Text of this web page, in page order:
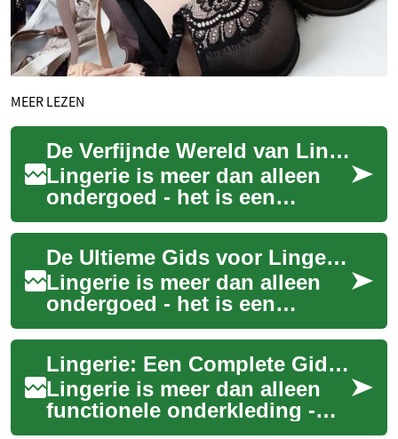
MEER LEZEN
De Verfijnde Wereld van Lingerie: Een Complete Gids
Lingerie is meer dan alleen
ondergoed - het is een
expressie van persoonlijke
stijl, comfort en
zelfvertrouwen. Of u ...
De Ultieme Gids voor Lingerie: Stijl, Comfort en Zelfvertrouwen
Lingerie is meer dan alleen
ondergoed - het is een
expressie van persoonlijke
stijl en een bron van
zelfvertrouwen. O...
Lingerie: Een Complete Gids voor Stijlvolle Ondermode
Lingerie is meer dan alleen
functionele onderkleding -
het is een expressie van